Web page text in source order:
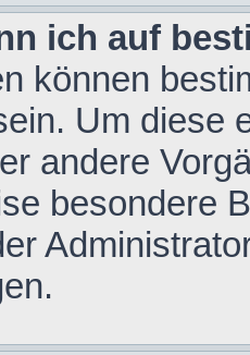
ich auf
können
Um diese
andere
besondere